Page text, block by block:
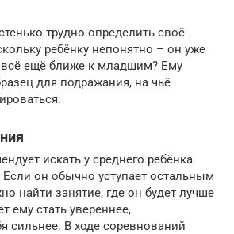
трудно определить своё
ребёнку непонятно – он уже
ещё ближе к младшим? Ему
для подражания, на чьё
искать у среднего ребёнка
он обычно уступает остальным
найти занятие, где он будет лучше
ему стать увереннее,
сильнее. В ходе соревнований